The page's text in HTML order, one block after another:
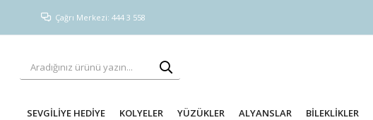
Çağrı Merkezi: 444 3 558
SEVGİLİYE HEDİYE KOLYELER YÜZÜKLER ALYANSLAR BİLEKLİKLER